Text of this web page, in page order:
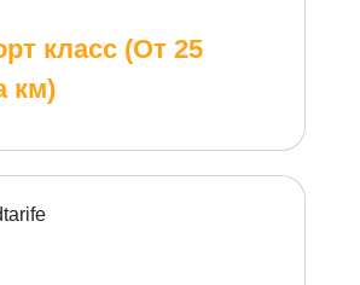
класс (От 25
км)